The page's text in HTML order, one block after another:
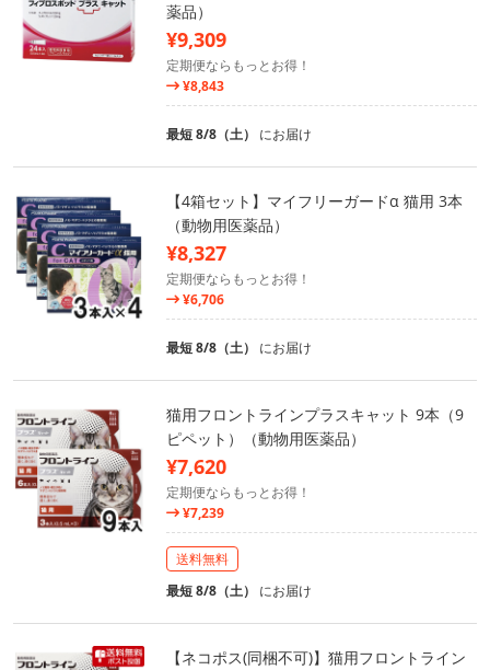
薬品）
¥9,309
定期便ならもっとお得！
¥8,843
最短 8/8（土） にお届け
【4箱セット】マイフリーガードα 猫用 3本
（動物用医薬品）
¥8,327
定期便ならもっとお得！
¥6,706
最短 8/8（土） にお届け
猫用フロントラインプラスキャット 9本（9
ピペット）（動物用医薬品）
¥7,620
定期便ならもっとお得！
¥7,239
送料無料
最短 8/8（土） にお届け
【ネコポス(同梱不可)】猫用フロントライン